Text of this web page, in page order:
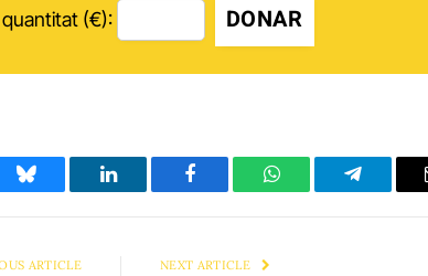
(€): DONAR
Bluesky LinkedIn Facebook WhatsAppTelegram
ARTICLE NEXT ARTICLE